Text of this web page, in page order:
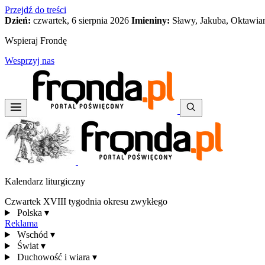
Przejdź do treści
Dzień: czwartek, 6 sierpnia 2026 Imieniny: Sławy, Jakuba,
Wspieraj Frondę
Wesprzyj nas
Kalendarz liturgiczny
Czwartek XVIII tygodnia okresu zwykłego
Polska ▾
Reklama
Wschód ▾
Świat ▾
Duchowość i wiara ▾